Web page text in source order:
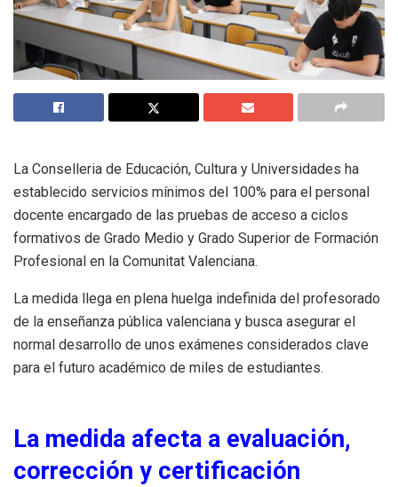
La Conselleria de Educación, Cultura y Universidades ha
establecido servicios mínimos del 100% para el personal
docente encargado de las pruebas de acceso a ciclos
formativos de Grado Medio y Grado Superior de Formación
Profesional en la Comunitat Valenciana.
La medida llega en plena huelga indefinida del profesorado
de la enseñanza pública valenciana y busca asegurar el
normal desarrollo de unos exámenes considerados clave
para el futuro académico de miles de estudiantes.
La medida afecta a evaluación,
corrección y certificación